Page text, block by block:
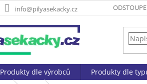
info@pilyasekacky.cz
Produkty dle výrobců Produkty dle